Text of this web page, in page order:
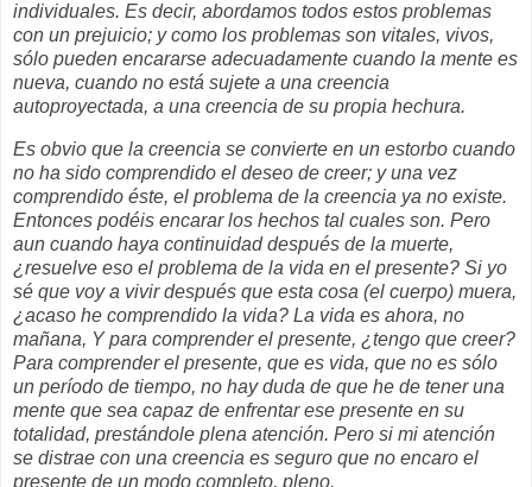
individuales. Es decir, abordamos todos estos problemas
con un prejuicio; y como los problemas son vitales, vivos,
sólo pueden encararse adecuadamente cuando la mente es
nueva, cuando no está sujete a una creencia
autoproyectada, a una creencia de su propia hechura.
Es obvio que la creencia se convierte en un estorbo cuando
no ha sido comprendido el deseo de creer; y una vez
comprendido éste, el problema de la creencia ya no existe.
Entonces podéis encarar los hechos tal cuales son. Pero
aun cuando haya continuidad después de la muerte,
¿resuelve eso el problema de la vida en el presente? Si yo
sé que voy a vivir después que esta cosa (el cuerpo) muera,
¿acaso he comprendido la vida? La vida es ahora, no
mañana, Y para comprender el presente, ¿tengo que creer?
Para comprender el presente, que es vida, que no es sólo
un período de tiempo, no hay duda de que he de tener una
mente que sea capaz de enfrentar ese presente en su
totalidad, prestándole plena atención. Pero si mi atención
se distrae con una creencia es seguro que no encaro el
presente de un modo completo, pleno.